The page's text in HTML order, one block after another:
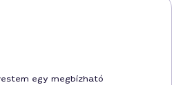
egy megbízható